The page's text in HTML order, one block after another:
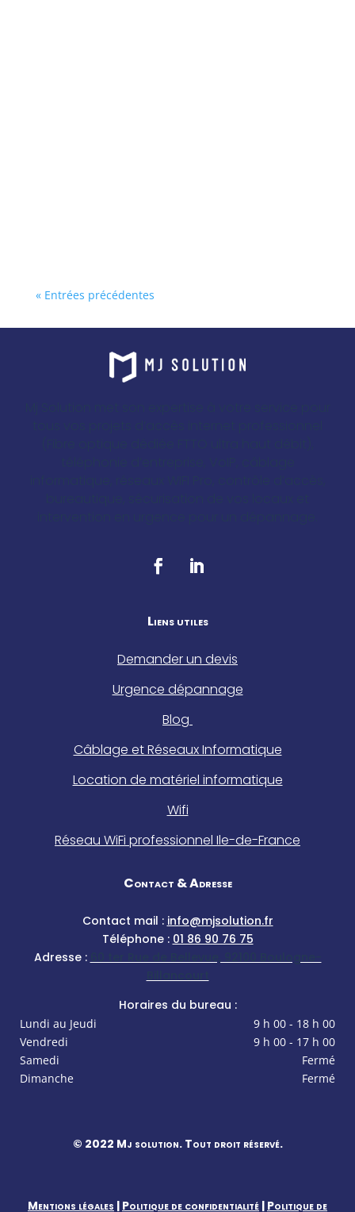
« Entrées précédentes
Liens utiles
Demander un devis
Urgence dépannage
Blog
Câblage et Réseaux Informatique
Location de matériel informatique
Wifi
Réseau WiFi professionnel Ile-de-France
Contact & Adresse
Contact mail : info@mjsolution.fr
Téléphone : 01 86 90 76 75
Adresse :
Horaires du bureau :
Lundi au Jeudi
9 h 00 - 18 h 00
Vendredi
9 h 00 - 17 h 00
Samedi
Fermé
Dimanche
Fermé
© 2022 Mj solution. Tout droit réservé.
Mentions légales | Politique de confidentialité | Politique de